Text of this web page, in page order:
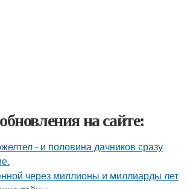
на сайте:
- и половина дачников сразу
через миллионы и миллиарды лет